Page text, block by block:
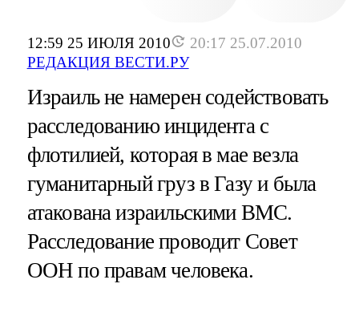
12:59 25 ИЮЛЯ 2010
20:17 25.07.2010
РЕДАКЦИЯ ВЕСТИ.РУ
Израиль не намерен содействовать
расследованию инцидента с
флотилией, которая в мае везла
гуманитарный груз в Газу и была
атакована израильскими ВМС.
Расследование проводит Совет
ООН по правам человека.